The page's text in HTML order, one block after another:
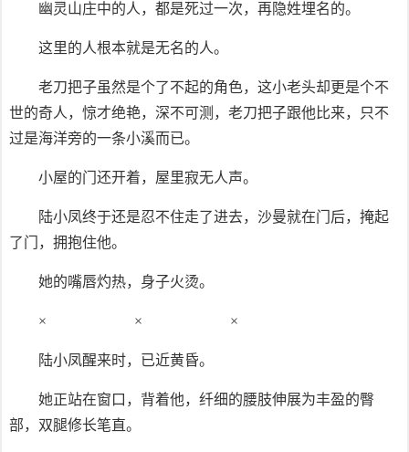
幽灵山庄中的人，都是死过一次，再隐姓埋名的。
这里的人根本就是无名的人。
老刀把子虽然是个了不起的角色，这小老头却更是个不
世的奇人，惊才绝艳，深不可测，老刀把子跟他比来，只不
过是海洋旁的一条小溪而已。
小屋的门还开着，屋里寂无人声。
陆小凤终于还是忍不住走了进去，沙曼就在门后，掩起
了门，拥抱住他。
她的嘴唇灼热，身子火烫。
× × ×
陆小凤醒来时，已近黄昏。
她正站在窗口，背着他，纤细的腰肢伸展为丰盈的臀
部，双腿修长笔直。